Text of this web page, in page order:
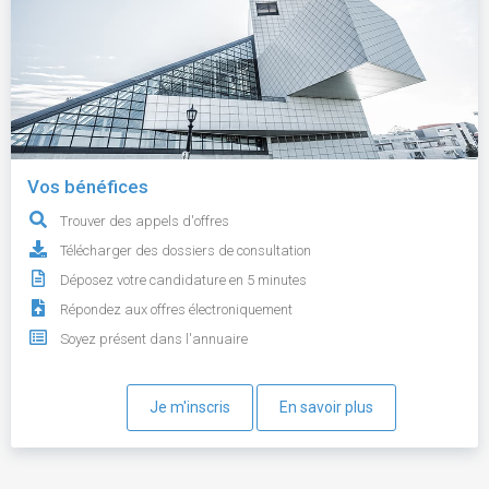
Vos bénéfices
Trouver des appels d'offres
Télécharger des dossiers de consultation
Déposez votre candidature en 5 minutes
Répondez aux offres électroniquement
Soyez présent dans l'annuaire
Je m'inscris En savoir plus